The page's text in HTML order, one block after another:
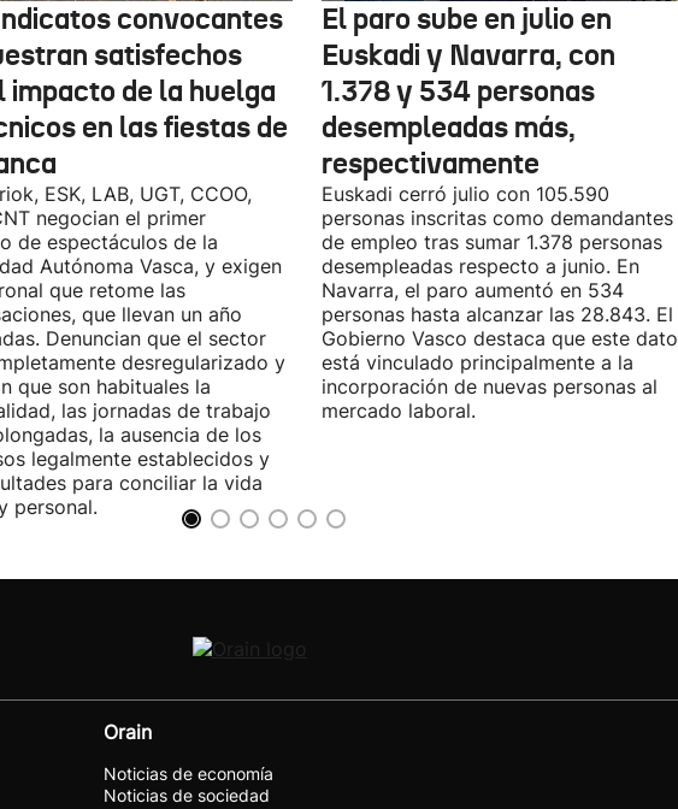
convocantes
satisfechos
impacto de la huelga
en las fiestas de
ESK, LAB, UGT, CCOO,
negocian el primer
de espectáculos de la
Autónoma Vasca, y exigen
que retome las
que llevan un año
Denuncian que el sector
desregularizado y
que son habituales la
las jornadas de trabajo
la ausencia de los
legalmente establecidos y
para conciliar la vida
personal.
El paro sube en julio en
Euskadi y Navarra, con
1.378 y 534 personas
desempleadas más,
respectivamente
Euskadi cerró julio con 105.590
personas inscritas como demandantes
de empleo tras sumar 1.378 personas
desempleadas respecto a junio. En
Navarra, el paro aumentó en 534
personas hasta alcanzar las 28.843. El
Gobierno Vasco destaca que este dato
está vinculado principalmente a la
incorporación de nuevas personas al
mercado laboral.
Orain
Noticias de economía
Noticias de sociedad